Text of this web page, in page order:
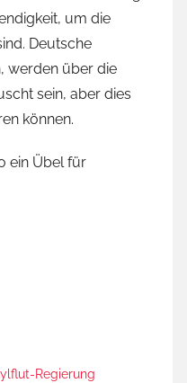
um die
Deutsche
werden über die
sein, aber dies
können.
ein Übel für
Regierung